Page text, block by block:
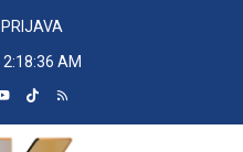
PRIJAVA
2:18:37 AM